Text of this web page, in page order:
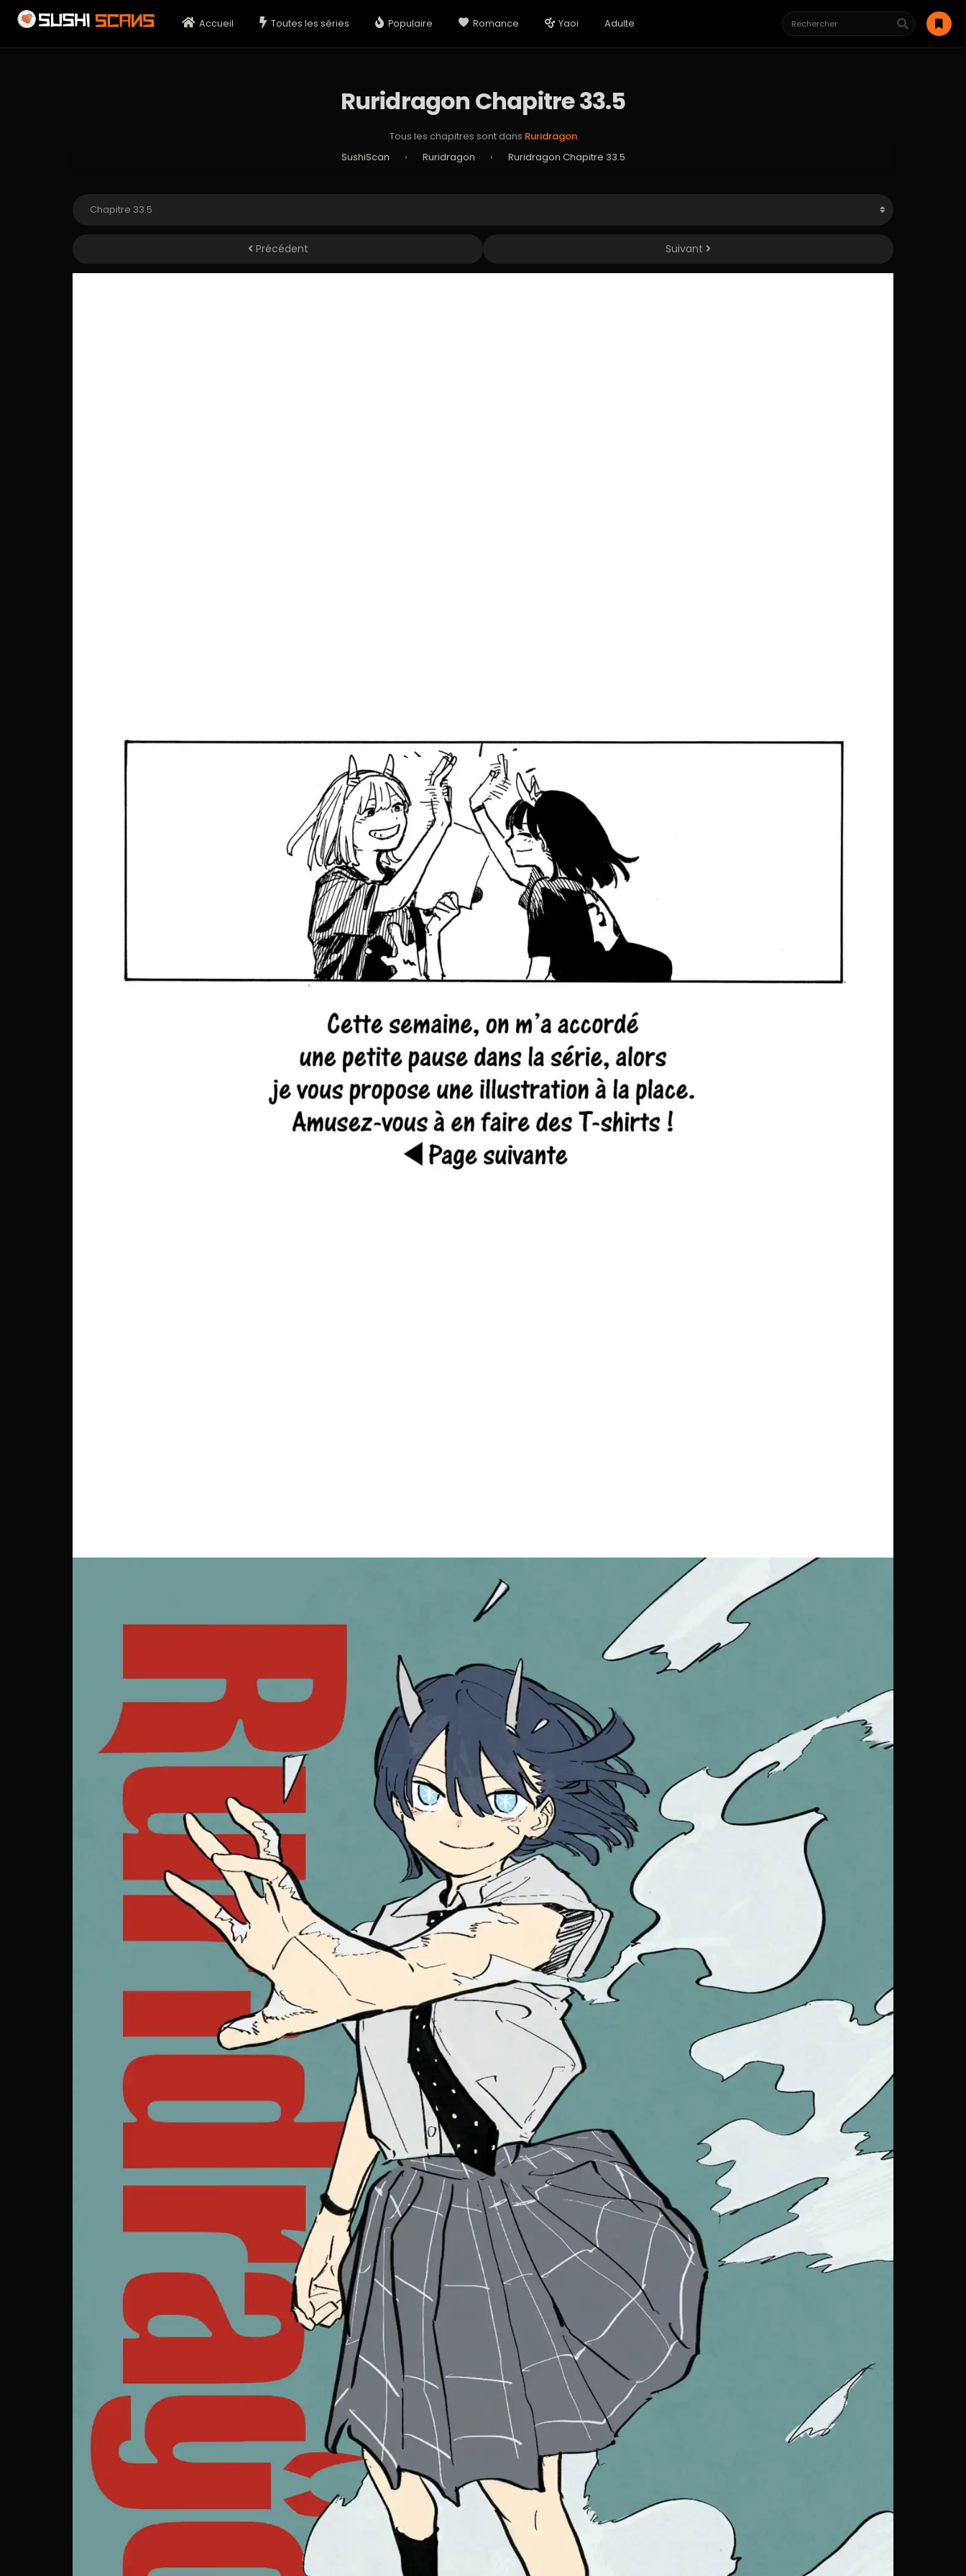
Accueil Toutes les séries Populaire Romance Yaoi Adulte
Ruridragon Chapitre 33.5
Tous les chapitres sont dans Ruridragon
SushiScan
› Ruridragon › Ruridragon Chapitre 33.5
Précédent Suivant